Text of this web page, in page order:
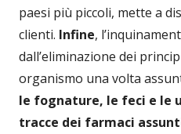
paesi più piccoli, mette a
clienti. Infine,
dall’eliminazione dei
organismo una volta
le fognature, le feci e le
tracce dei farmaci